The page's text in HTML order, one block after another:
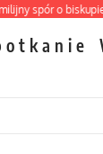
spór o biskupie